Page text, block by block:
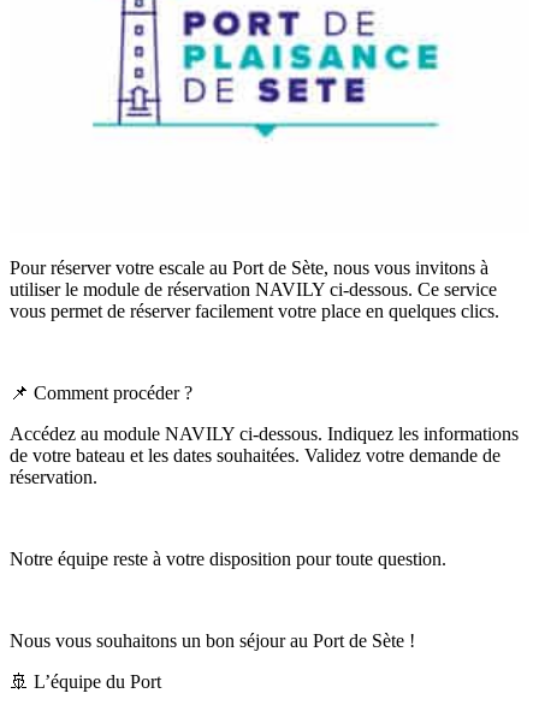
Pour réserver votre escale au Port de Sète, nous vous invitons à
utiliser le module de réservation NAVILY ci-dessous. Ce service
vous permet de réserver facilement votre place en quelques clics.
📌 Comment procéder ?
Accédez au module NAVILY ci-dessous. Indiquez les informations
de votre bateau et les dates souhaitées. Validez votre demande de
réservation.
Notre équipe reste à votre disposition pour toute question.
Nous vous souhaitons un bon séjour au Port de Sète !
🚢 L’équipe du Port